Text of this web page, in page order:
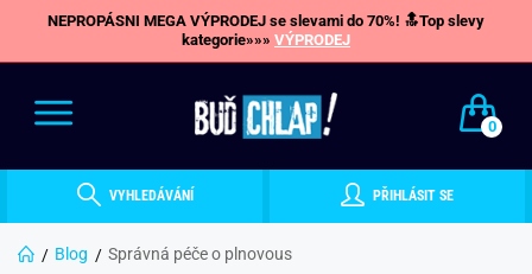
NEPROPÁSNI MEGA VÝPRODEJ se slevami do 70%! 🔝Top slevy
kategorie»»» VÝPRODEJ
0
VYHLEDÁVÁNÍ PŘIHLÁSIT SE
Blog Správná péče o plnovous